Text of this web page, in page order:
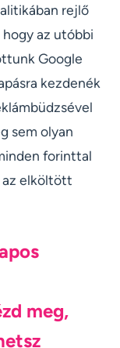
rejlő
az utóbbi
Google
kezdenék
sem olyan
forinttal
az elköltött
meg,